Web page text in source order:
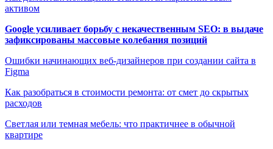
активом
Google усиливает борьбу с некачественным SEO: в выдаче
зафиксированы массовые колебания позиций
Ошибки начинающих веб-дизайнеров при создании сайта в
Figma
Как разобраться в стоимости ремонта: от смет до скрытых
расходов
Светлая или темная мебель: что практичнее в обычной
квартире